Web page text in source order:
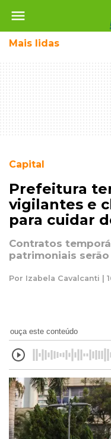
menu
Mais lidas
Capital
Prefeitura
vigilantes e
para cuidar
Contratos
patrimoniais
Por Izabela Cavalcanti |
ouça este conteúdo